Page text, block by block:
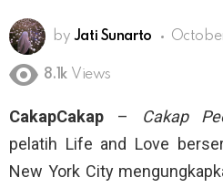
by Jati Sunarto
8.1k Views
CakapCakap – Cakap
pelatih Life and Love
New York City